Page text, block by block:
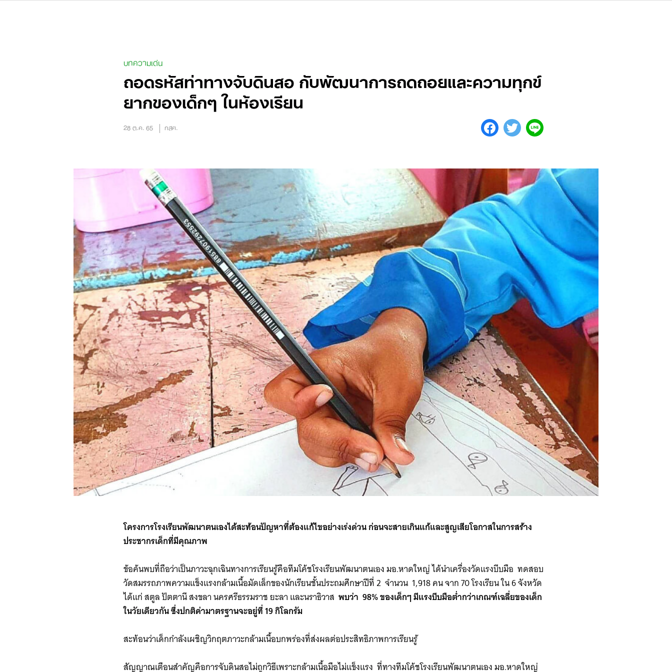
บทความเด่น
ถอดรหัสท่าทางจับดินสอ กับพัฒนาการถดถอยและความทุกข์
ยากของเด็กๆ ในห้องเรียน
28 ต.ค. 65 กสศ.
โครงการโรงเรียนพัฒนาตนเองได้สะท้อนปัญหาที่ต้องแก้ไขอย่างเร่งด่วน ก่อนจะสายเกินแก้และสูญเสียโอกาสในการสร้าง
ประชากรเด็กที่มีคุณภาพ
ข้อค้นพบที่ถือว่าเป็นภาวะฉุกเฉินทางการเรียนรู้คือทีมโค้ชโรงเรียนพัฒนาตนเอง มอ.หาดใหญ่ ได้นำเครื่องวัดแรงบีบมือ ทดสอบ
วัดสมรรถภาพความแข็งแรงกล้ามเนื้อมัดเล็กของนักเรียนชั้นประถมศึกษาปีที่ 2 จำนวน 1,918 คน จาก 70 โรงเรียน ใน 6 จังหวัด
ได้แก่ สตูล ปัตตานี สงขลา นครศรีธรรมราช ยะลา และนราธิวาส พบว่า 98% ของเด็กๆ มีแรงบีบมือต่ำกว่าเกณฑ์เฉลี่ยของเด็ก
ในวัยเดียวกัน ซึ่งปกติค่ามาตรฐานจะอยู่ที่ 19 กิโลกรัม
สะท้อนว่าเด็กกำลังเผชิญวิกฤตภาวะกล้ามเนื้อบกพร่องที่ส่งผลต่อประสิทธิภาพการเรียนรู้
สัญญาณเตือนสำคัญคือการจับดินสอไม่ถูกวิธีเพราะกล้ามเนื้อมือไม่แข็งแรง ที่ทางทีมโค้ชโรงเรียนพัฒนาตนเอง มอ.หาดใหญ่